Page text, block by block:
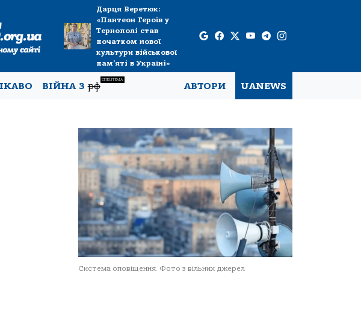
Дарця Веретюк:
«Пантеон Героїв у
Тернополі став
початком нової
культури військової
пам’яті в Україні»
ВІЙНА Зрф
СПЕЦТЕМА
АВТОРИ UANEWS
Система оповіщення. Фото з вільних джерел